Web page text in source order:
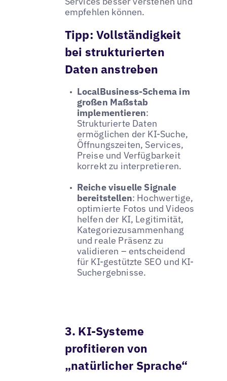
empfehlen können.
Tipp: Vollständigkeit
bei strukturierten
Daten anstreben
LocalBusiness-Schema im
großen Maßstab
implementieren:
Strukturierte Daten
ermöglichen der KI-Suche,
Öffnungszeiten, Services,
Preise und Verfügbarkeit
korrekt zu interpretieren.
Reiche visuelle Signale
bereitstellen: Hochwertige,
optimierte Fotos und Videos
helfen der KI, Legitimität,
Kategoriezusammenhang
und reale Präsenz zu
validieren – entscheidend
für KI-gestützte SEO und KI-
Suchergebnisse.
3. KI-Systeme
profitieren von
„natürlicher Sprache“